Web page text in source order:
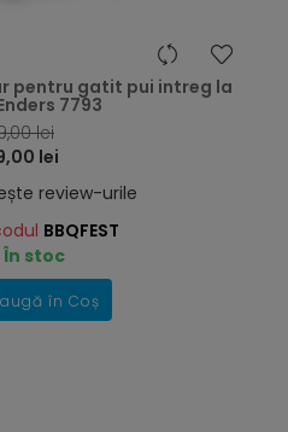
pentru gatit pui intreg la
7793
lei
lei
review-urile
BBQFEST
În stoc
în Coș